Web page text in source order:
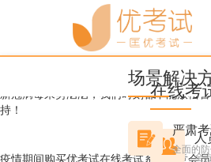
在线考
人
全
场景解决
严肃
全面的
优考试助“疫”行
2020年3月06日 星期五 23:19
新冠病毒来势汹汹，我们时刻都不能放松
持！
疫情期间购买优考试在线考试系统任意会